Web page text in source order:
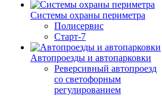
Системы охраны периметра
Полисервис
Старт-7
Автопроезды и автопарковки
Реверсивный автопроезд
со светофорным
регулированием